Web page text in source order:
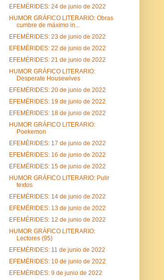
EFEMÉRIDES: 24 de junio de 2022
HUMOR GRÁFICO LITERARIO: Obras
cumbre de máximo in...
EFEMÉRIDES: 23 de junio de 2022
EFEMÉRIDES: 22 de junio de 2022
EFEMÉRIDES: 21 de junio de 2022
HUMOR GRÁFICO LITERARIO:
Desperate Housewives
EFEMÉRIDES: 20 de junio de 2022
EFEMÉRIDES: 19 de junio de 2022
EFEMÉRIDES: 18 de junio de 2022
HUMOR GRÁFICO LITERARIO:
Poekemon
EFEMÉRIDES: 17 de junio de 2022
EFEMÉRIDES: 16 de junio de 2022
EFEMÉRIDES: 15 de junio de 2022
HUMOR GRÁFICO LITERARIO: Pulir
textos
EFEMÉRIDES: 14 de junio de 2022
EFEMÉRIDES: 13 de junio de 2022
EFEMÉRIDES: 12 de junio de 2022
HUMOR GRÁFICO LITERARIO:
Lectores (95)
EFEMÉRIDES: 11 de junio de 2022
EFEMÉRIDES: 10 de junio de 2022
EFEMÉRIDES: 9 de junio de 2022